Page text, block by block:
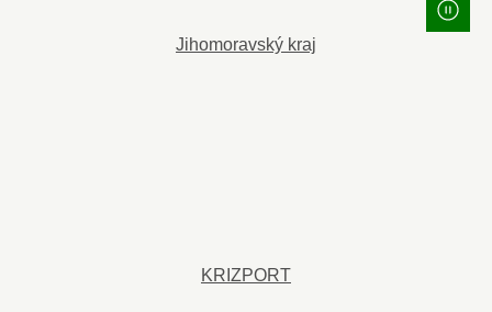
Jihomoravský kraj
KRIZPORT